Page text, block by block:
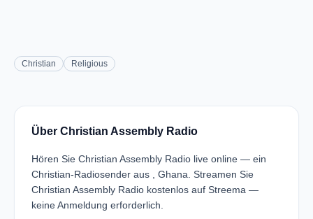
Christian Religious
Über Christian Assembly Radio
Hören Sie Christian Assembly Radio live online — ein
Christian-Radiosender aus , Ghana. Streamen Sie
Christian Assembly Radio kostenlos auf Streema —
keine Anmeldung erforderlich.